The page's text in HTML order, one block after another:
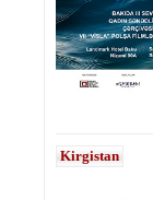
Kirgistan